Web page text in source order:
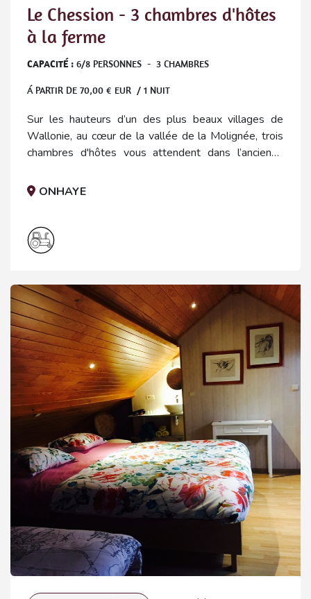
Le Chession - 3 chambres d'hôtes
à la ferme
CAPACITÉ : 6/8 PERSONNES - 3 CHAMBRES
Á PARTIR DE 70,00 € EUR / 1 NUIT
Sur les hauteurs d’un des plus beaux villages de
Wallonie, au cœur de la vallée de la Molignée, trois
chambres d'hôtes vous attendent dans l’ancienne
culture et basse-cour.
ONHAYE